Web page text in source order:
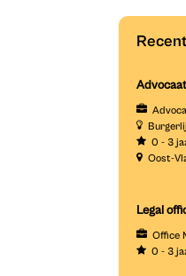
0 - 3
Oost-
Legal
Office
0 - 3